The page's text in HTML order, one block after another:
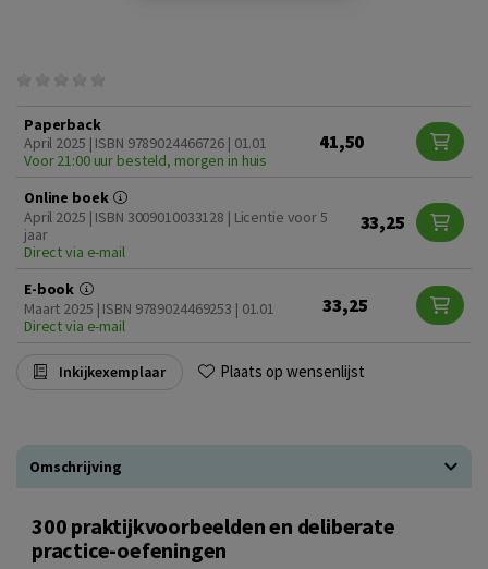
Paperback
April 2025 | ISBN 9789024466726 | 01.01
Voor 21:00 uur besteld, morgen in huis
41,50
Online boek
April 2025 | ISBN 3009010033128 | Licentie voor 5
jaar
Direct via e-mail
33,25
E-book
Maart 2025 | ISBN 9789024469253 | 01.01
Direct via e-mail
33,25
Inkijkexemplaar Plaats op wensenlijst
Omschrijving
300 praktijkvoorbeelden en deliberate
practice-oefeningen